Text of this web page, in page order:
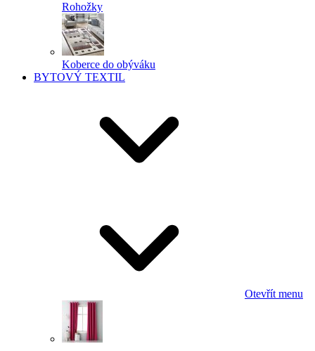
Rohožky
Koberce do obýváku
BYTOVÝ TEXTIL
Otevřít menu